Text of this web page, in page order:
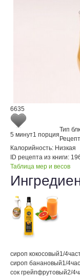
6635
5 минут1 порция
Тип
Калорийность: Низкая
ID рецепта из книги:
Таблица мер и весов
сироп кокосовый1/4
сироп банановый1/4
сок грейпфрутовый2/4